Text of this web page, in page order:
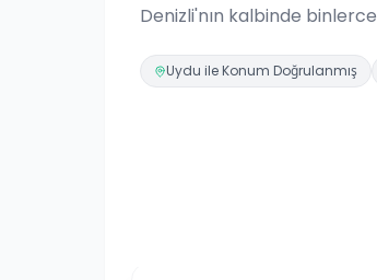
Denizli'nın kalbinde
Uydu ile Konum Doğrulanmış